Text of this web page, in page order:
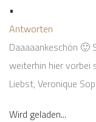
•
Antworten
Daaaaankeschön 🙂
weiterhin hier vorbei
Liebst, Veronique
Wird geladen...